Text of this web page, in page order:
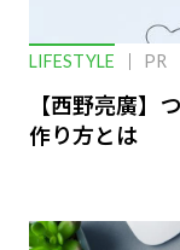
LIFESTYLE PR
【西野亮廣】
作り方とは